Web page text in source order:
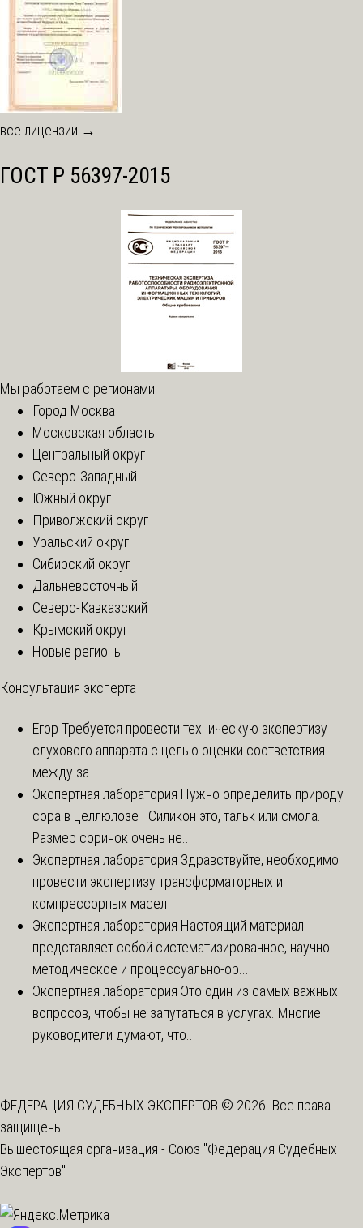
все лицензии →
ГОСТ Р 56397-2015
Мы работаем с регионами
Город Москва
Московская область
Центральный округ
Северо-Западный
Южный округ
Приволжский округ
Уральский округ
Сибирский округ
Дальневосточный
Северо-Кавказский
Крымский округ
Новые регионы
Консультация эксперта
Егор Требуется провести техническую экспертизу
слухового аппарата с целью оценки соответствия
между за...
Экспертная лаборатория Нужно определить природу
сора в целлюлозе . Силикон это, тальк или смола.
Размер соринок очень не...
Экспертная лаборатория Здравствуйте, необходимо
провести экспертизу трансформаторных и
компрессорных масел
Экспертная лаборатория Настоящий материал
представляет собой систематизированное, научно-
методическое и процессуально-ор...
Экспертная лаборатория Это один из самых важных
вопросов, чтобы не запутаться в услугах. Многие
руководители думают, что...
ФЕДЕРАЦИЯ СУДЕБНЫХ ЭКСПЕРТОВ © 2026. Все права
защищены
Вышестоящая организация - Союз "Федерация Судебных
Экспертов"